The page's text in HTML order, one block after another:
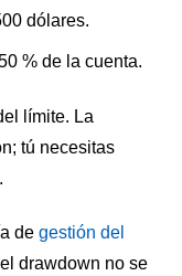
dólares.
% de la cuenta.
límite. La
tú necesitas
de gestión del
drawdown no se